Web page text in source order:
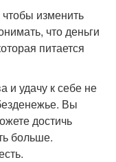
изменить
что деньги
питается
и удачу к себе не
Вы
достичь
больше.